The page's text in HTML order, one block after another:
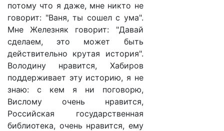
потому что я даже, мне никто не
говорит: "Ваня, ты сошел с ума".
Мне Железняк говорит: "Давай
сделаем, это может быть
действительно крутая история".
Володину нравится, Хабиров
поддерживает эту историю, я не
знаю: с кем я ни поговорю,
Вислому очень нравится,
Российская государственная
библиотека, очень нравится, ему